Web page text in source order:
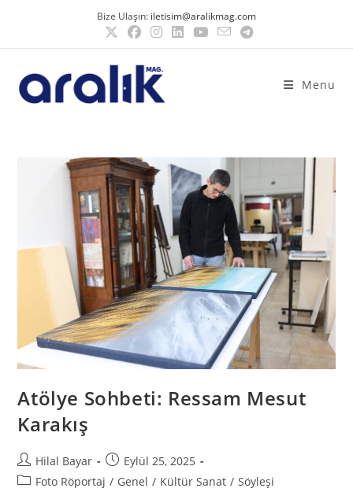
Bize Ulaşın: iletisim@aralikmag.com
Menu
Atölye Sohbeti: Ressam Mesut
Karakış
Hilal Bayar
Eylül 25, 2025
Foto Röportaj / Genel / Kültür Sanat / Söyleşi